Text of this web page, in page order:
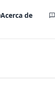
Acerca de